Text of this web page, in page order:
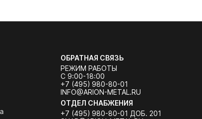
ОБРАТНАЯ СВЯЗЬ
РЕЖИМ РАБОТЫ
С 9:00-18:00
+7 (495) 980-80-01
INFO@ARION-METAL.RU
ОТДЕЛ СНАБЖЕНИЯ
+7 (495) 980-80-01 ДОБ. 201